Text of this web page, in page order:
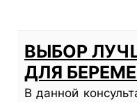
ВЫБОР
ДЛЯ
В данной